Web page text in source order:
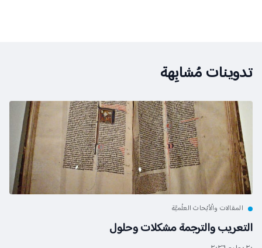
تدوينات مُشابِهة
المقالات والْأبْحاث العلْميَّة
التعريب والترجمة مشكلات وحلول